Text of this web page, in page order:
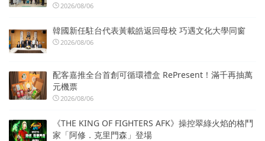
2026/08/06
韓國新任駐台代表黃載皓返回母校 巧遇文化大學同窗
2026/08/06
配客嘉推全台首創可循環禮盒 RePresent！滿千再抽萬
元機票
2026/08/06
《THE KING OF FIGHTERS AFK》操控翠綠火焰的格鬥
家「阿修．克里門森」登場